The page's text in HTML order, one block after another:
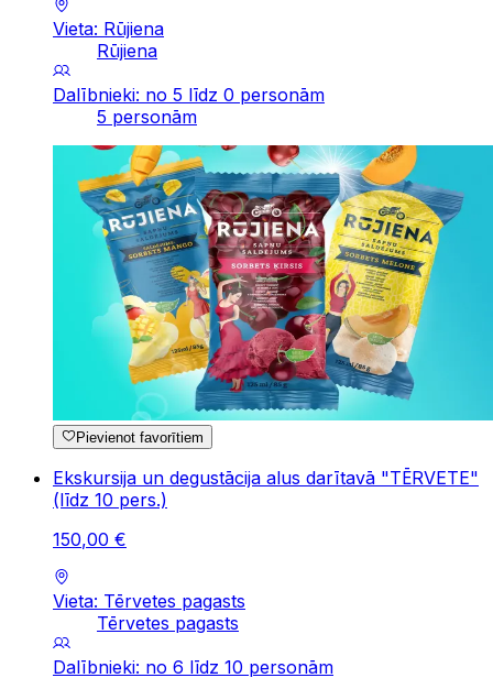
Vieta: Rūjiena
Rūjiena
Dalībnieki: no 5 līdz 0 personām
5 personām
Pievienot favorītiem
Ekskursija un degustācija alus darītavā "TĒRVETE"
(līdz 10 pers.)
150,00 €
Vieta: Tērvetes pagasts
Tērvetes pagasts
Dalībnieki: no 6 līdz 10 personām